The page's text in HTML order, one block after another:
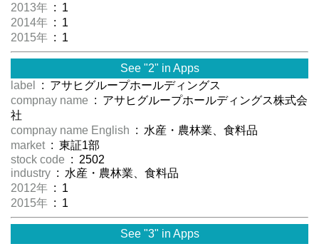
2013年 : 1
2014年 : 1
2015年 : 1
See "2" in Apps
label
: アサヒグループホールディングス
compnay name : アサヒグループホールディングス株式会
社
compnay name English : 水産・農林業、食料品
market : 東証1部
stock code : 2502
industry : 水産・農林業、食料品
2012年 : 1
2015年 : 1
See "3" in Apps